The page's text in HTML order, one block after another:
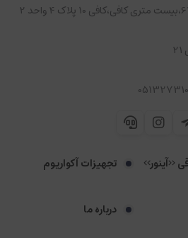
<<آینور>> تجهیزات آکواریوم
درباره ما